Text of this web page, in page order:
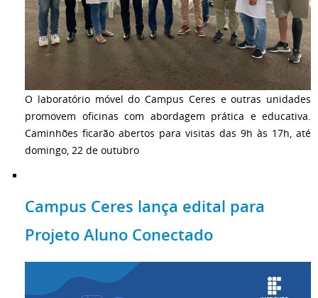
O laboratório móvel do Campus Ceres e outras unidades
promovem oficinas com abordagem prática e educativa.
Caminhões ficarão abertos para visitas das 9h às 17h, até
domingo, 22 de outubro
Campus Ceres lança edital para
Projeto Aluno Conectado